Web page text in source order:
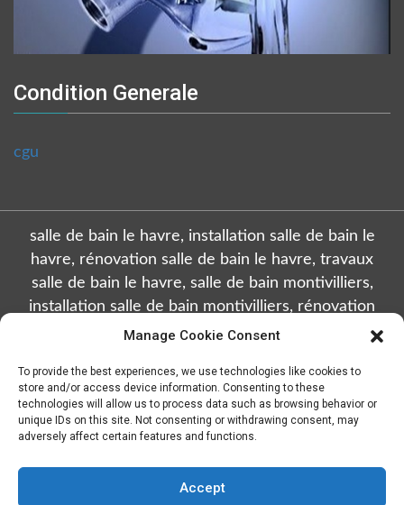
Manage Cookie Consent
To provide the best experiences, we use technologies like cookies to
store and/or access device information. Consenting to these
technologies will allow us to process data such as browsing behavior or
unique IDs on this site. Not consenting or withdrawing consent, may
adversely affect certain features and functions.
Accept
Condition Generale
cgu
salle de bain le havre, installation salle de bain le
havre, rénovation salle de bain le havre, travaux
salle de bain le havre, salle de bain montivilliers,
installation salle de bain montivilliers, rénovation
salle de bain montivilliers, travaux salle de bain
de bain octeville, rénovation salle de bain octeville,
travaux salle de bain octeville, salle de bain sainte
adresse, installation salle de bain sainte adresse,
rénovation salle de bain sainte adresse, travaux salle
de bain sainte adresse, salle de bain gonfreville
l'orcher, installation salle de bain gonfreville l'orcher,